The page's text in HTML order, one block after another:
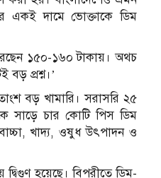
একই দামে ভোক্তাকে ডিম
করছেন ১৫০-১৬০ টাকায়। অথচ
প্রশ্ন।’
বড় খামারি। সরাসরি ২৫
সাড়ে চার কোটি পিস ডিম
খাদ্য, ওষুধ উৎপাদন ও
হয়েছে। বিপরীতে ডিম-